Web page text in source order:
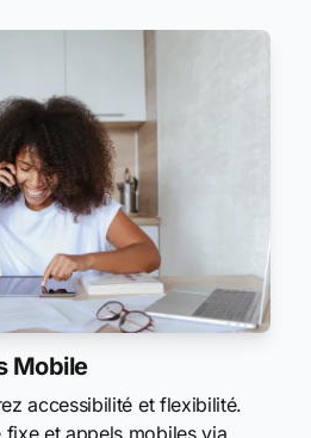
Mobile
accessibilité et flexibilité.
et appels mobiles via